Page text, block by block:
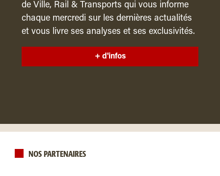
de Ville, Rail & Transports qui vous informe
chaque mercredi sur les dernières actualités
et vous livre ses analyses et ses exclusivités.
+ d'infos
NOS PARTENAIRES